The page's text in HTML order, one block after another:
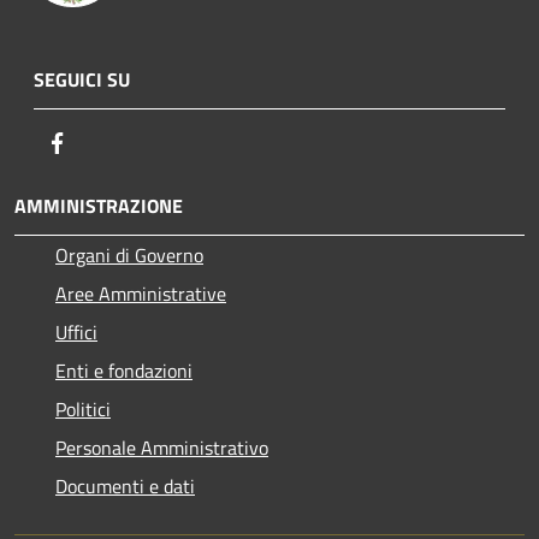
SEGUICI SU
AMMINISTRAZIONE
Organi di Governo
Aree Amministrative
Uffici
Enti e fondazioni
Politici
Personale Amministrativo
Documenti e dati